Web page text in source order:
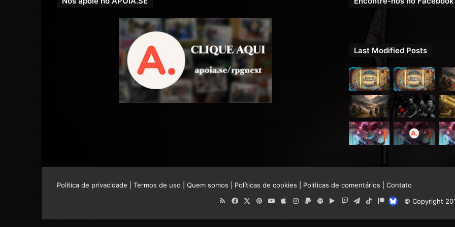
Last Modified Posts
Política de privacidade Termos de uso Quem somos Políticas de cookies Políticas de comentários
Contato
© Copyright
RSSFacebook
X PinterestYouTube
AppleInstagram
PaypalSpotifyGoogleTwitchTelegram
TikTokPatreonBluesky